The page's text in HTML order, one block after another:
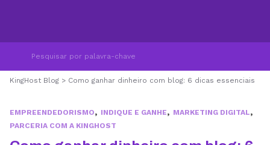
KingHost Blog > Como ganhar dinheiro com blog: 6 dicas essenciais
EMPREENDEDORISMO, INDIQUE E GANHE, MARKETING DIGITAL,
PARCERIA COM A KINGHOST